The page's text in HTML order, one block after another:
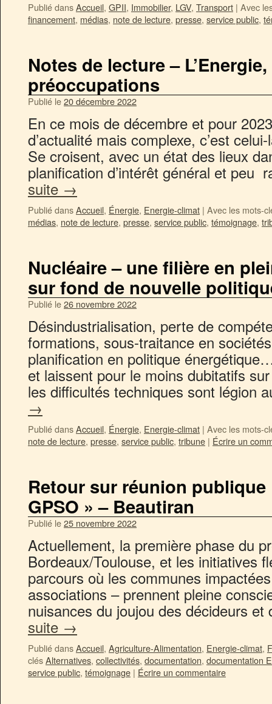
Publié dansAccueil, GPII, Immobilier, LGV, Transport | Avec
financement, médias, note de lecture, presse, service public,
Notes de lecture –
préoccupations
Publié le20 décembre 2022
En ce mois de décembre et pour
d’actualité mais complexe, c’est
Se croisent, avec un état des lieux
planification d’intérêt général et
suite →
Publié dansAccueil, Énergie, Energie-climat | Avec les mots-
médias, note de lecture, presse, service public, témoignage,
Nucléaire – une filière en
sur fond de nouvelle
Publié le26 novembre 2022
Désindustrialisation, perte de
formations, sous-traitance en
planification en politique
et laissent pour le moins dubitatifs
les difficultés techniques sont légion
→
Publié dansAccueil, Énergie, Energie-climat | Avec les mots-
note de lecture, presse, service public, tribune | Écrire un
Retour sur réunion publique
GPSO » – Beautiran
Publié le25 novembre 2022
Actuellement, la première phase du
Bordeaux/Toulouse, et les initiatives
parcours où les communes
associations – prennent pleine
nuisances du joujou des décideurs
suite →
Publié dansAccueil, Agriculture-Alimentation, Energie-climat,
clésAlternatives, collectivités, documentation, documentation
service public, témoignage | Écrire un commentaire